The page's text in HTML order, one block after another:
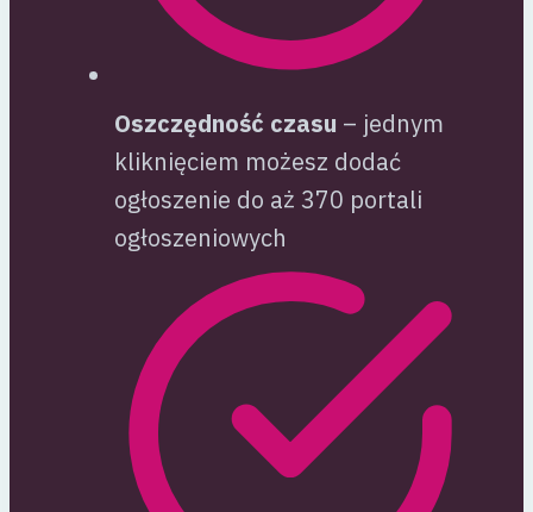
Oszczędność czasu – jednym
kliknięciem możesz dodać
ogłoszenie do aż 370 portali
ogłoszeniowych